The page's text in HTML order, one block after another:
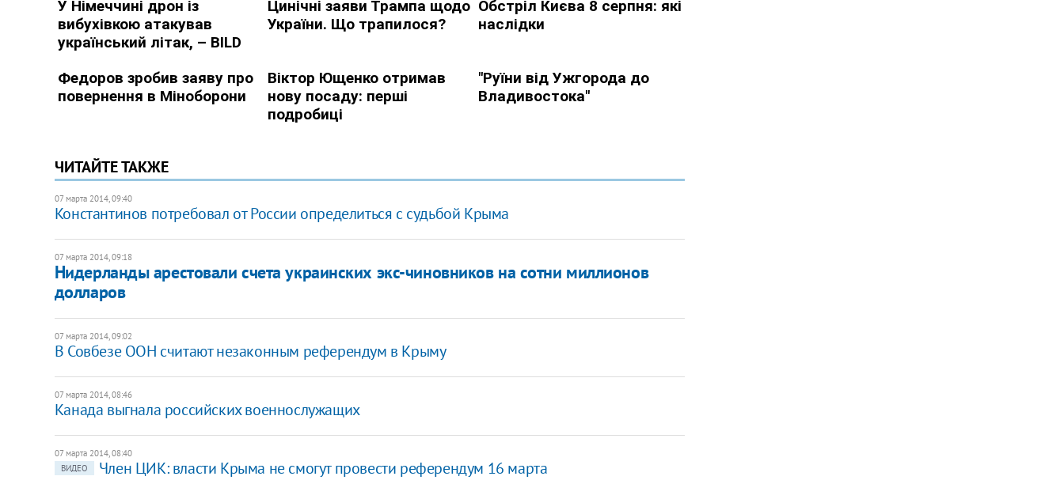
ЧИТАЙТЕ ТАКЖЕ
07 марта 2014, 09:40
Константинов потребовал от России определиться с судьбой Крыма
07 марта 2014, 09:18
Нидерланды арестовали счета украинских экс-чиновников на сотни миллионов
долларов
07 марта 2014, 09:02
В Совбезе ООН считают незаконным референдум в Крыму
07 марта 2014, 08:46
Канада выгнала российских военнослужащих
07 марта 2014, 08:40
ВИДЕО
Член ЦИК: власти Крыма не смогут провести референдум 16 марта